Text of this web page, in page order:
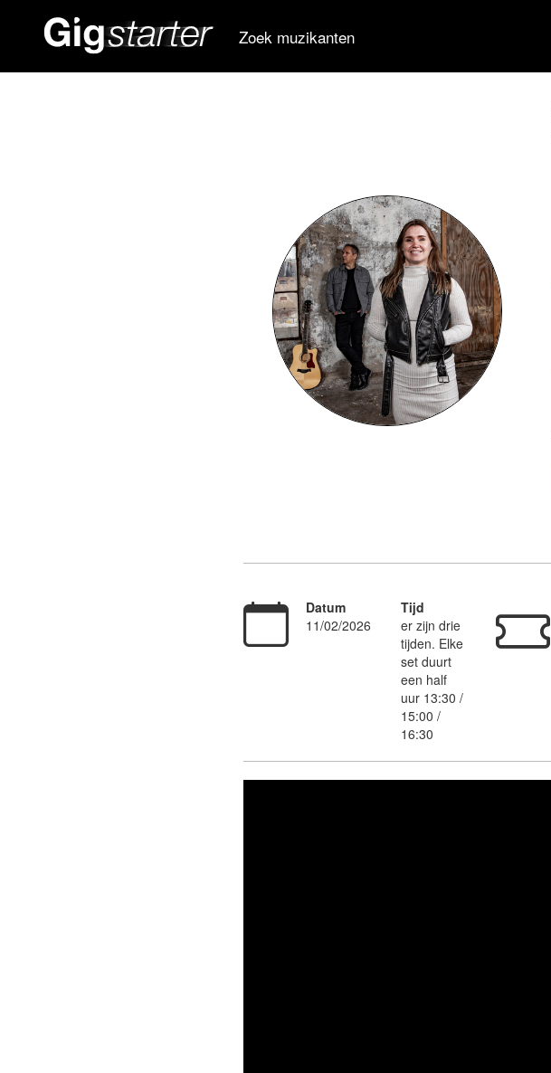
Zoek muzikanten
Datum
11/02/2026
Tijd
er zijn drie
tijden. Elke
set duurt
een half
uur 13:30 /
15:00 /
16:30